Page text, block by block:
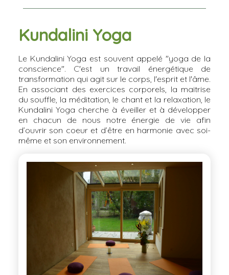
Kundalini Yoga
Le Kundalini Yoga est souvent appelé "yoga de la
conscience". C'est un travail énergétique de
transformation qui agit sur le corps, l'esprit et l'âme.
En associant des exercices corporels, la maitrise
du souffle, la méditation, le chant et la relaxation, le
Kundalini Yoga cherche à éveiller et à développer
en chacun de nous notre énergie de vie afin
d’ouvrir son coeur et d’être en harmonie avec soi-
même et son environnement.